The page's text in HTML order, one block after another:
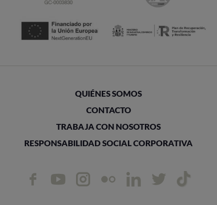
QUIÉNES SOMOS
CONTACTO
TRABAJA CON NOSOTROS
RESPONSABILIDAD SOCIAL CORPORATIVA